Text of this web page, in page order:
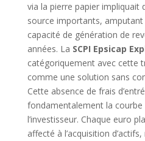
via la pierre papier impliquait
source importants,
capacité de génération de
années. La SCPI Epsicap
catégoriquement avec cette
comme une solution sans
Cette absence de frais
fondamentalement la
l’investisseur. Chaque euro
affecté à l’acquisition